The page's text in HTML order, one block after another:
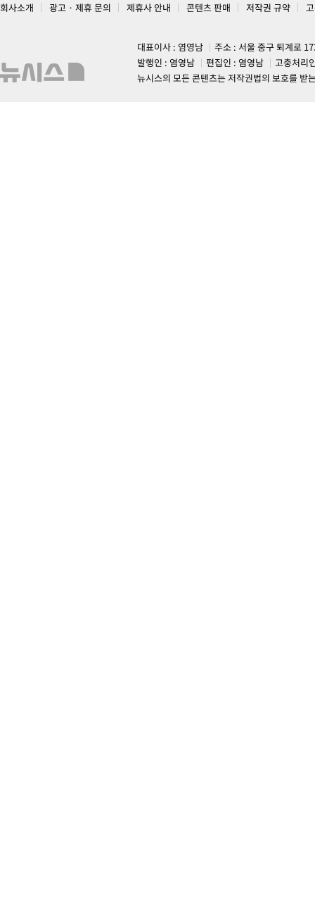
회사소개 광고 · 제휴 문의 제휴사 안내 콘텐츠 판매 저작권 규약
대표이사 : 염영남
주소 : 서울 중구 퇴계로
발행인 : 염영남
편집인 : 염영남
고충처리
뉴시스의 모든 콘텐츠는 저작권법의 보호를